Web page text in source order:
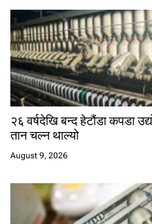
२६ वर्षदेखि बन्द हेटौंडा कपडा
तान चल्न थाल्यो
August 9, 2026